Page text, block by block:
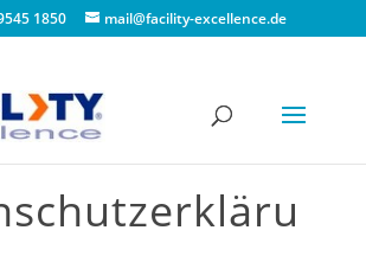
1850 mail@facility-excellence.de